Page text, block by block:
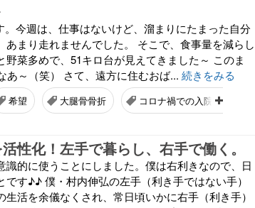
今週は、仕事はないけど、溜まりにたまった自分
まり走れませんでした。 そこで、食事量を減らし
菜多めで、51キロ台が見えてきました～ このま
あ～（笑） さて、遠方に住むおば... 続きをみる
希望 大腿骨骨折 コロナ禍での入院生活
性化！左手で暮らし、右手で働く。
的に使うことにしました。僕は右利きなので、日
す♪♪ 僕・村内伸弘の左手（利き手ではない手）
活を余儀なくされ、常日頃いかに右手（利き手）